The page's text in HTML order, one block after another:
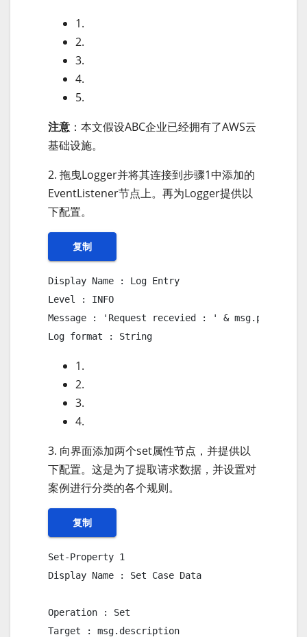
1.
2.
3.
4.
5.
注意 ：本文假设ABC企业已经拥有了AWS云
基础设施。
2. 拖曳Logger并将其连接到步骤1中添加的
EventListener节点上。再为Logger提供以
下配置。
复制
Display Name : Log Entry
Level : INFO
Message : 'Request recevied : ' & msg.payload
Log format : String
1.
2.
3.
4.
3. 向界面添加两个set属性节点，并提供以
下配置。这是为了提取请求数据，并设置对
案例进行分类的各个规则。
复制
Set-Property 1
Display Name : Set Case Data
Operation : Set
Target : msg.description